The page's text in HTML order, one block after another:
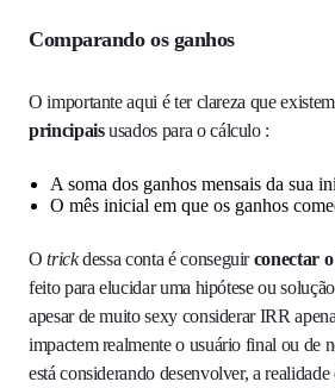
Comparando os ganhos
O importante aqui é ter clareza que existem
principaisusados para o cálculo :
A soma dos ganhos mensais da sua
O mês inicial em que os ganhos
Otrickdessa conta é conseguirconectar
feito para elucidar uma hipótese ou
apesar de muito sexy considerar IRR
impactem realmente o usuário final ou de
está considerando desenvolver, a